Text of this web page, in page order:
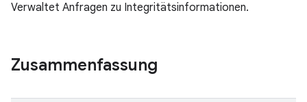
Verwaltet Anfragen zu Integritätsinformationen.
Zusammenfassung